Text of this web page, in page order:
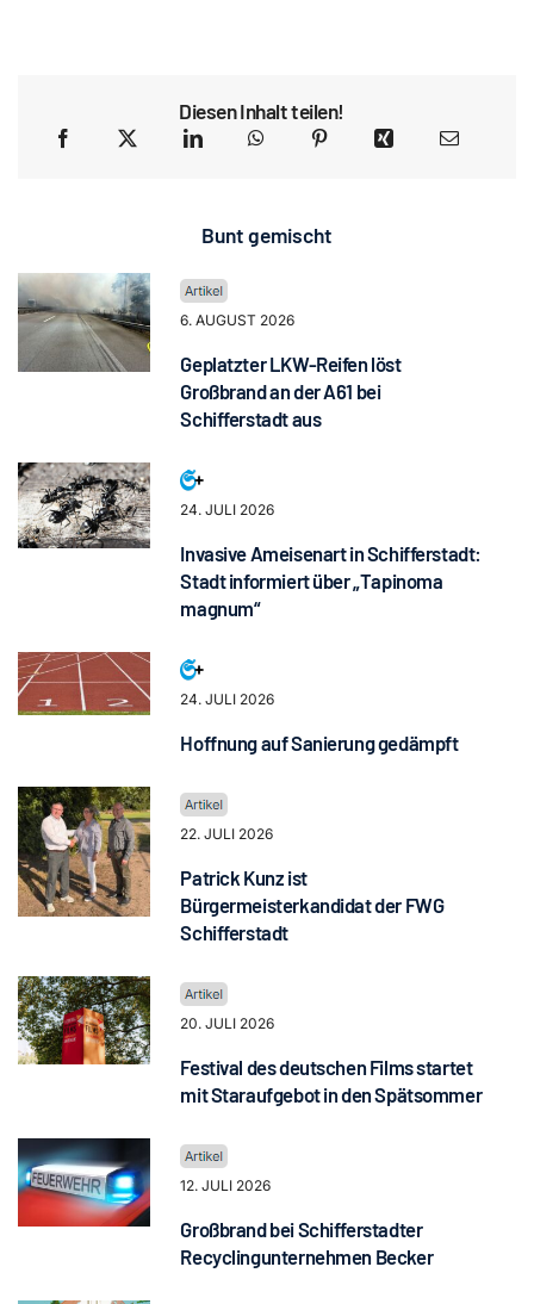
Diesen Inhalt teilen!
Bunt gemischt
6. AUGUST 2026
Geplatzter LKW-Reifen löst
Großbrand an der A61 bei
Schifferstadt aus
24. JULI 2026
Invasive Ameisenart in Schifferstadt:
Stadt informiert über „Tapinoma
magnum“
24. JULI 2026
Hoffnung auf Sanierung gedämpft
22. JULI 2026
Patrick Kunz ist
Bürgermeisterkandidat der FWG
Schifferstadt
20. JULI 2026
Festival des deutschen Films startet
mit Staraufgebot in den Spätsommer
12. JULI 2026
Großbrand bei Schifferstadter
Recyclingunternehmen Becker